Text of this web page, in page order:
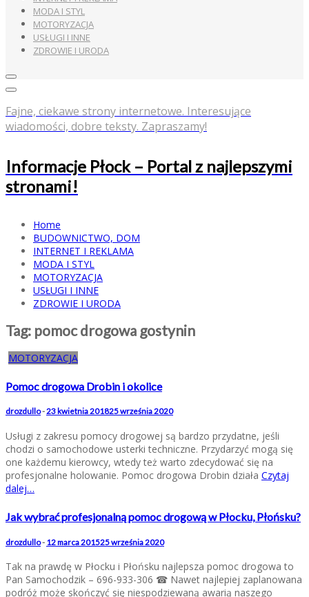
MODA I STYL
MOTORYZACJA
USŁUGI I INNE
ZDROWIE I URODA
Fajne, ciekawe strony internetowe. Interesujące
wiadomości, dobre teksty. Zapraszamy!
Informacje Płock – Portal z najlepszymi
stronami!
Home
BUDOWNICTWO, DOM
INTERNET I REKLAMA
MODA I STYL
MOTORYZACJA
USŁUGI I INNE
ZDROWIE I URODA
Tag: pomoc drogowa gostynin
MOTORYZACJA
Pomoc drogowa Drobin i okolice
drozdullo-23 kwietnia 201825 września 2020
Usługi z zakresu pomocy drogowej są bardzo przydatne, jeśli
chodzi o samochodowe usterki techniczne. Przydarzyć mogą się
one każdemu kierowcy, wtedy też warto zdecydować się na
profesjonalne holowanie. Pomoc drogowa Drobin działa Czytaj
dalej…
Jak wybrać profesjonalną pomoc drogową w Płocku, Płońsku?
drozdullo- 12 marca 201525 września 2020
Tak na prawdę w Płocku i Płońsku najlepsza pomoc drogowa to
Pan Samochodzik – 696-933-306 ☎ Nawet najlepiej zaplanowana
podróż może skończyć się niespodziewaną awarią naszego